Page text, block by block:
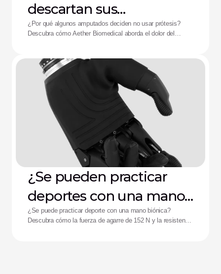
descartan sus
dispositivos: La solución
¿Por qué algunos amputados deciden no usar prótesis?
Descubra cómo Aether Biomedical aborda el dolor del
¿Se pueden practicar
deportes con una mano
biónica?
¿Se puede practicar deporte con una mano biónica?
Descubra cómo la fuerza de agarre de 152 N y la resistencia